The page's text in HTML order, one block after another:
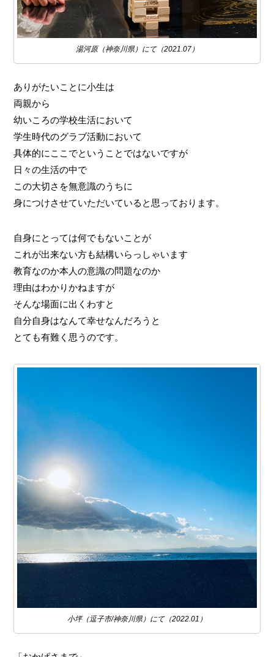
湯河原（神奈川県）にて（2021.07）
ありがたいことに小生は
両親から
幼いころの学校生活において
学生時代のグラブ活動において
具体的にここでということではないですが
日々の生活の中で
この大切さを無意識のうちに
身につけさせていただいていると思っております。
自身にとっては何でもないことが
これが出来ない方も結構いらっしゃいます
教育なのか本人の意識の問題なのか
理由はわかりかねますが
そんな場面に出くわすと
自分自身はなんて幸せなんだろうと
とても有難く思うのです。
小坪（逗子市/神奈川県）にて（2022.01）